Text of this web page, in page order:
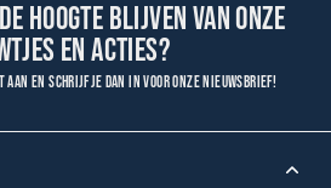
hoogte blijven van onze
en acties?
aan en schrijf je dan in voor onze nieuwsbrief!